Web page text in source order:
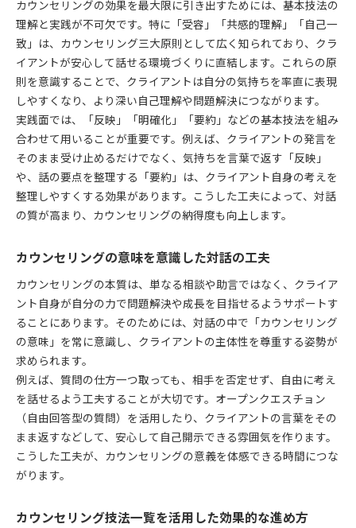
自己一致とカウンセリング技法の組み合わせ方
自己成長へ導くカウンセリングのヒント
カウンセリング技法で広がる自己理解のポイント
カウンセリングを受けることで得られる成長実感
カウンセリングの質問の仕方で自己発見を促す
カウンセリングを活かして自己肯定感を高めるコ
ツ
基本技法を応用した対話のポイント
カウンセリングの言い換えで信頼関係を深める
カウンセリングの種類による対話のポイント
悩み解決に役立つカウンセリング活用法
カウンセリングで悩み解決に導く工夫と技法
カウンセリングを受ける効果的なタイミングと準
備
カウンセリング基本技法で悩みを明確化する方法
カウンセリングの種類を活かした悩み対処法
カウンセリングの質問力で課題を深掘りするコツ
初心者も安心できる心構えと工夫
カウンセリングを受ける前に知っておきたい基本
カウンセリングの効果を最大限に引き出すためには、基本技法の
理解と実践が不可欠です。特に「受容」「共感的理解」「自己一
致」は、カウンセリング三大原則として広く知られており、クラ
イアントが安心して話せる環境づくりに直結します。これらの原
則を意識することで、クライアントは自分の気持ちを率直に表現
しやすくなり、より深い自己理解や問題解決につながります。
実践面では、「反映」「明確化」「要約」などの基本技法を組み
合わせて用いることが重要です。例えば、クライアントの発言を
そのまま受け止めるだけでなく、気持ちを言葉で返す「反映」
や、話の要点を整理する「要約」は、クライアント自身の考えを
整理しやすくする効果があります。こうした工夫によって、対話
の質が高まり、カウンセリングの納得度も向上します。
カウンセリングの意味を意識した対話の工夫
カウンセリングの本質は、単なる相談や助言ではなく、クライア
ント自身が自分の力で問題解決や成長を目指せるようサポートす
ることにあります。そのためには、対話の中で「カウンセリング
の意味」を常に意識し、クライアントの主体性を尊重する姿勢が
求められます。
例えば、質問の仕方一つ取っても、相手を否定せず、自由に考え
を話せるよう工夫することが大切です。オープンクエスチョン
（自由回答型の質問）を活用したり、クライアントの言葉をその
まま返すなどして、安心して自己開示できる雰囲気を作ります。
こうした工夫が、カウンセリングの意義を体感できる時間につな
がります。
カウンセリング技法一覧を活用した効果的な進め方